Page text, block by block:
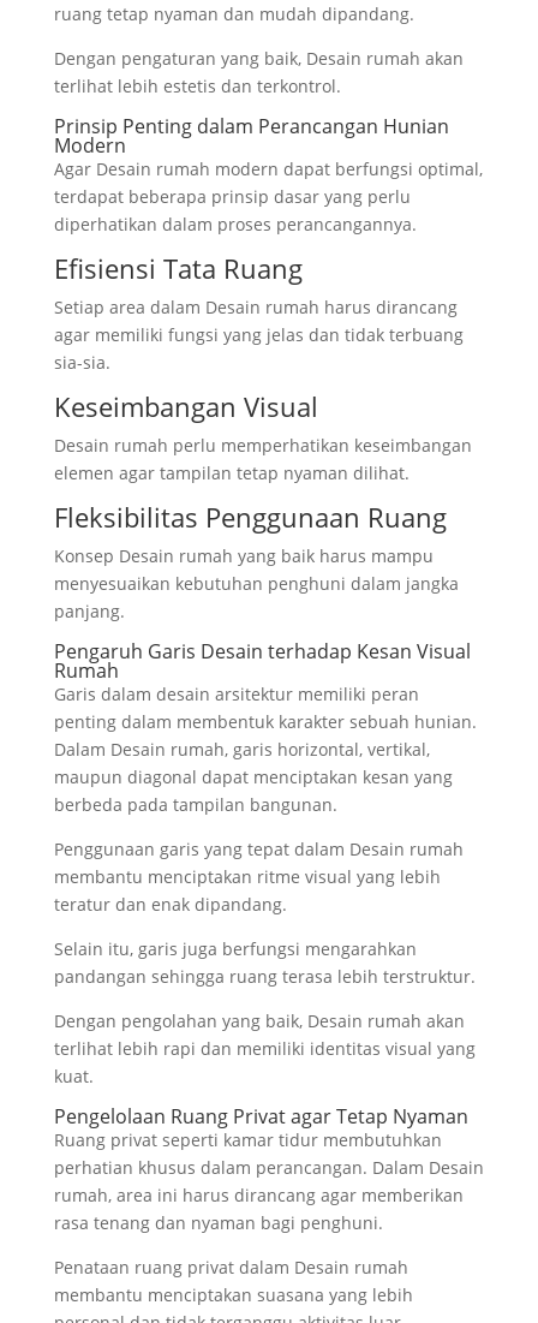
ruang tetap nyaman dan mudah dipandang.
Dengan pengaturan yang baik, Desain rumah akan
terlihat lebih estetis dan terkontrol.
Prinsip Penting dalam Perancangan Hunian
Modern
Agar Desain rumah modern dapat berfungsi optimal,
terdapat beberapa prinsip dasar yang perlu
diperhatikan dalam proses perancangannya.
Efisiensi Tata Ruang
Setiap area dalam Desain rumah harus dirancang
agar memiliki fungsi yang jelas dan tidak terbuang
sia-sia.
Keseimbangan Visual
Desain rumah perlu memperhatikan keseimbangan
elemen agar tampilan tetap nyaman dilihat.
Fleksibilitas Penggunaan Ruang
Konsep Desain rumah yang baik harus mampu
menyesuaikan kebutuhan penghuni dalam jangka
panjang.
Pengaruh Garis Desain terhadap Kesan Visual
Rumah
Garis dalam desain arsitektur memiliki peran
penting dalam membentuk karakter sebuah hunian.
Dalam Desain rumah, garis horizontal, vertikal,
maupun diagonal dapat menciptakan kesan yang
berbeda pada tampilan bangunan.
Penggunaan garis yang tepat dalam Desain rumah
membantu menciptakan ritme visual yang lebih
teratur dan enak dipandang.
Selain itu, garis juga berfungsi mengarahkan
pandangan sehingga ruang terasa lebih terstruktur.
Dengan pengolahan yang baik, Desain rumah akan
terlihat lebih rapi dan memiliki identitas visual yang
kuat.
Pengelolaan Ruang Privat agar Tetap Nyaman
Ruang privat seperti kamar tidur membutuhkan
perhatian khusus dalam perancangan. Dalam Desain
rumah, area ini harus dirancang agar memberikan
rasa tenang dan nyaman bagi penghuni.
Penataan ruang privat dalam Desain rumah
membantu menciptakan suasana yang lebih